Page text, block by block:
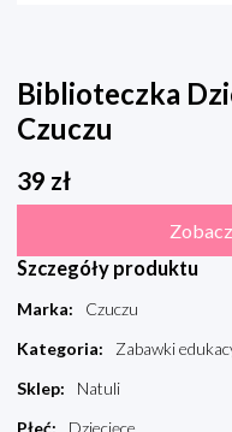
Biblioteczka
Czuczu
39 zł
Szczegóły produktu
Marka:
Czuczu
Kategoria:
Zabawki
Sklep:
Natuli